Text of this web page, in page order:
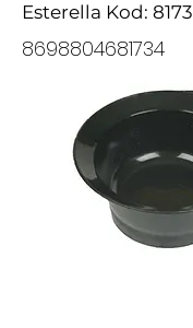
Esterella Kod:
8698804681734